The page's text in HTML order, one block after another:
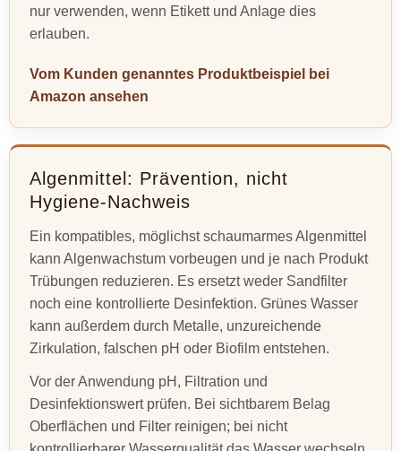
nur verwenden, wenn Etikett und Anlage dies
erlauben.
Vom Kunden genanntes Produktbeispiel bei
Amazon ansehen
Algenmittel: Prävention, nicht
Hygiene-Nachweis
Ein kompatibles, möglichst schaumarmes Algenmittel
kann Algenwachstum vorbeugen und je nach Produkt
Trübungen reduzieren. Es ersetzt weder Sandfilter
noch eine kontrollierte Desinfektion. Grünes Wasser
kann außerdem durch Metalle, unzureichende
Zirkulation, falschen pH oder Biofilm entstehen.
Vor der Anwendung pH, Filtration und
Desinfektionswert prüfen. Bei sichtbarem Belag
Oberflächen und Filter reinigen; bei nicht